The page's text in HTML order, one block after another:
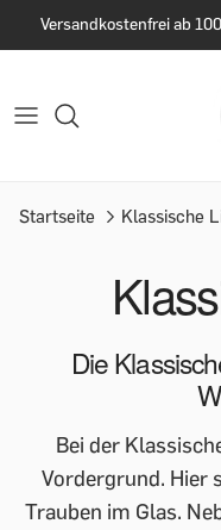
Versandkostenfrei ab
Startseite Klassische
Die
Bei der
Vordergrund. Hier
Trauben im Glas.